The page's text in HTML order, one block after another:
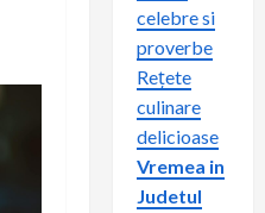
celebre si
proverbe
Rețete
culinare
delicioase
Vremea in
Judetul